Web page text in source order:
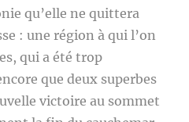
qu’elle ne quittera
: une région à qui l’on
qui a été trop
que deux superbes
victoire au sommet